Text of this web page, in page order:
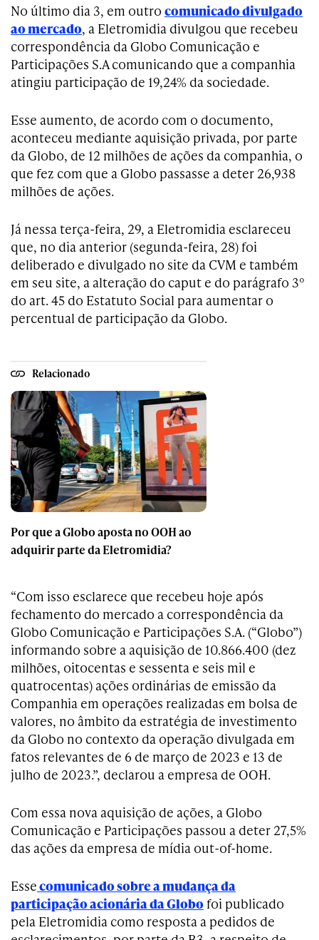
No último dia 3, em outro comunicado divulgado
ao mercado, a Eletromidia divulgou que recebeu
correspondência da Globo Comunicação e
Participações S.A comunicando que a companhia
atingiu participação de 19,24% da sociedade.
Esse aumento, de acordo com o documento,
aconteceu mediante aquisição privada, por parte
da Globo, de 12 milhões de ações da companhia, o
que fez com que a Globo passasse a deter 26,938
milhões de ações.
Já nessa terça-feira, 29, a Eletromidia esclareceu
que, no dia anterior (segunda-feira, 28) foi
deliberado e divulgado no site da CVM e também
em seu site, a alteração do caput e do parágrafo 3º
do art. 45 do Estatuto Social para aumentar o
percentual de participação da Globo.
Relacionado
Por que a Globo aposta no OOH ao
adquirir parte da Eletromidia?
“Com isso esclarece que recebeu hoje após
fechamento do mercado a correspondência da
Globo Comunicação e Participações S.A. (“Globo”)
informando sobre a aquisição de 10.866.400 (dez
milhões, oitocentas e sessenta e seis mil e
quatrocentas) ações ordinárias de emissão da
Companhia em operações realizadas em bolsa de
valores, no âmbito da estratégia de investimento
da Globo no contexto da operação divulgada em
fatos relevantes de 6 de março de 2023 e 13 de
julho de 2023.”, declarou a empresa de OOH.
Com essa nova aquisição de ações, a Globo
Comunicação e Participações passou a deter 27,5%
das ações da empresa de mídia out-of-home.
Essecomunicado sobre a mudança da
participação acionária da Globo foi publicado
pela Eletromidia como resposta a pedidos de